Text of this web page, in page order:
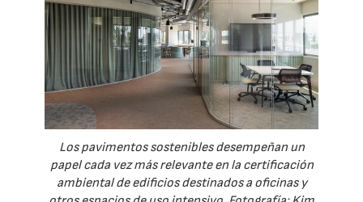
Los pavimentos sostenibles desempeñan un
papel cada vez más relevante en la certificación
ambiental de edificios destinados a oficinas y